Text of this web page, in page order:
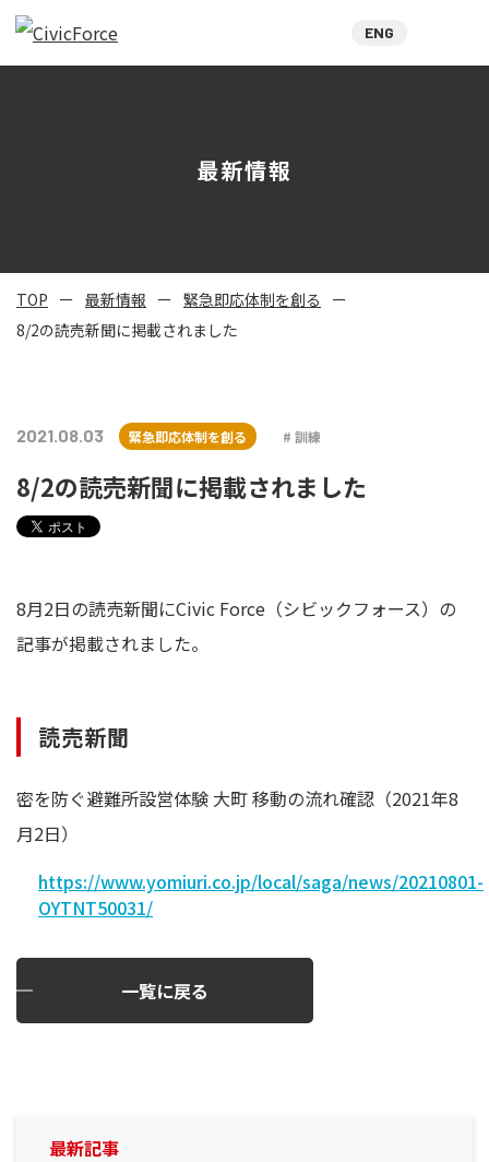
ENG
最新情報
TOP 最新情報
緊急即応体制を創る
8/2の読売新聞に掲載されました
2021.08.03 緊急即応体制を創る 訓練
8/2の読売新聞に掲載されました
8月2日の読売新聞にCivic Force（シビックフォース）の
記事が掲載されました。
読売新聞
密を防ぐ避難所設営体験 大町 移動の流れ確認（2021年8
月2日）
https://www.yomiuri.co.jp/local/saga/news/20210801-
OYTNT50031/
一覧に戻る
最新記事